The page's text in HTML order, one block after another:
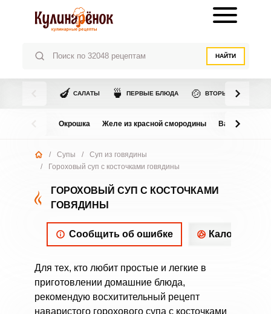
НАЙТИ
🍆 САЛАТЫ 🍵 ПЕРВЫЕ БЛЮДА 🍲 ВТОРЫЕ БЛЮДА
Окрошка Желе из красной смородины Варенье из
/ Супы /
Суп из говядины
/
Гороховый суп с косточками говядины
ГОРОХОВЫЙ СУП С КОСТОЧКАМИ
ГОВЯДИНЫ
Сообщить об ошибке
Для тех, кто любит простые и легкие в
приготовлении домашние блюда,
рекомендую восхитительный рецепт
наваристого горохового супа с косточками